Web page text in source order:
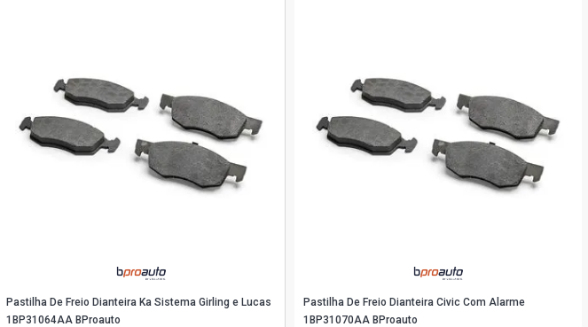
Pastilha De Freio Dianteira Ka Sistema Girling e Lucas
1BP31064AA BProauto
Pastilha De Freio Dianteira Civic Com Alarme
1BP31070AA BProauto